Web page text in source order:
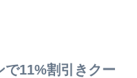
11%割引きクー